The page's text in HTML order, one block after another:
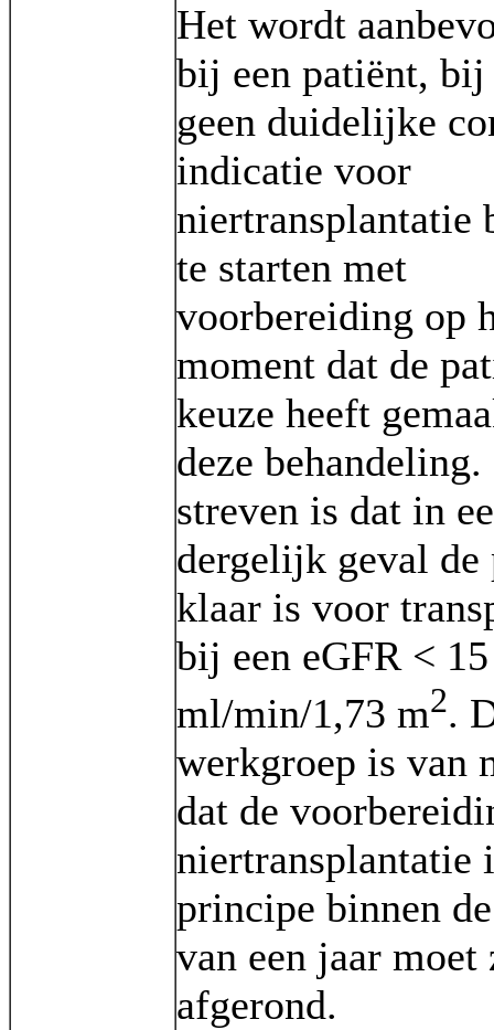
Het wordt
bij een patiënt,
geen duidelijke
indicatie voor
niertransplantatie
te starten met
voorbereiding op
moment dat de
keuze heeft
deze
streven is dat in
dergelijk geval de
klaar is voor
bij een eGFR < 15
ml/min/1,73 m2.
werkgroep is van
dat de
niertransplantatie
principe binnen
van een jaar moet
afgerond.